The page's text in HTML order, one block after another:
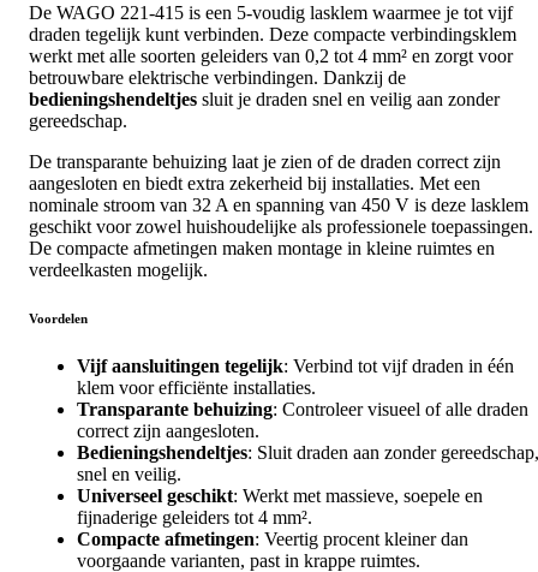
De WAGO 221-415 is een 5-voudig lasklem waarmee je tot vijf
draden tegelijk kunt verbinden. Deze compacte verbindingsklem
werkt met alle soorten geleiders van 0,2 tot 4 mm² en zorgt voor
betrouwbare elektrische verbindingen. Dankzij de
bedieningshendeltjes sluit je draden snel en veilig aan zonder
gereedschap.
De transparante behuizing laat je zien of de draden correct zijn
aangesloten en biedt extra zekerheid bij installaties. Met een
nominale stroom van 32 A en spanning van 450 V is deze lasklem
geschikt voor zowel huishoudelijke als professionele toepassingen.
De compacte afmetingen maken montage in kleine ruimtes en
verdeelkasten mogelijk.
Voordelen
Vijf aansluitingen tegelijk: Verbind tot vijf draden in één
klem voor efficiënte installaties.
Transparante behuizing: Controleer visueel of alle draden
correct zijn aangesloten.
Bedieningshendeltjes: Sluit draden aan zonder gereedschap,
snel en veilig.
Universeel geschikt: Werkt met massieve, soepele en
fijnaderige geleiders tot 4 mm².
Compacte afmetingen: Veertig procent kleiner dan
voorgaande varianten, past in krappe ruimtes.